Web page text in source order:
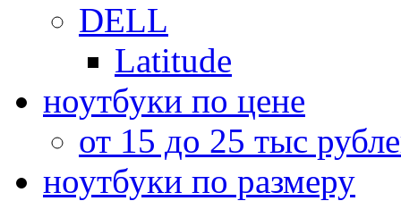
DELL
Latitude
ноутбуки по цене
от 15 до 25 тыс
ноутбуки по размеру